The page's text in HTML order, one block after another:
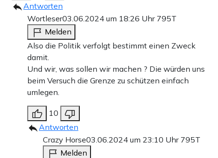
Antworten
Wortleser03.06.2024 um 18:26 Uhr 795T
Melden
Also die Politik verfolgt bestimmt einen Zweck
damit.
Und wir, was sollen wir machen ? Die würden uns
beim Versuch die Grenze zu schützen einfach
umlegen.
10
Antworten
Crazy Horse03.06.2024 um 23:10 Uhr 795T
Melden